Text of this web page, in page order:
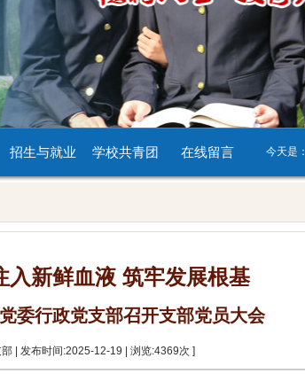
招生与就业 学校共青团 在线留言 今天是：
入新鲜血液 筑牢发展根基
行政党支部召开支部党员大会
| 发布时间:2025-12-19 | 浏览:4369次 ]